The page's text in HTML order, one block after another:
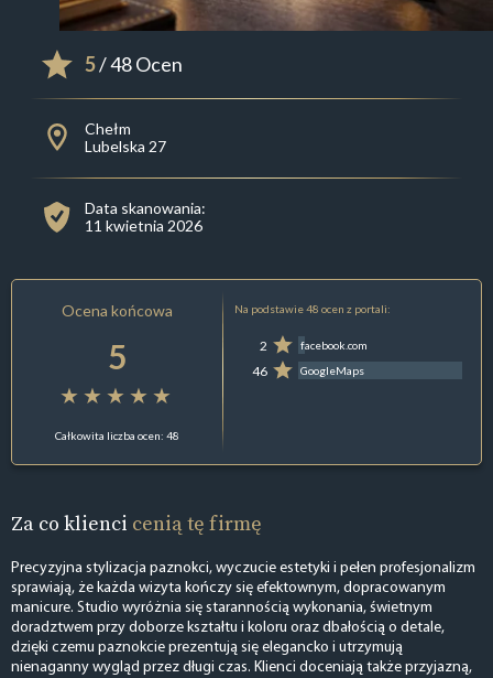
5/ 48 Ocen
Chełm
Lubelska 27
Data skanowania:
11 kwietnia 2026
Ocena końcowa
5
Całkowita liczba ocen: 48
Na podstawie 48 ocen z portali:
2 facebook.com
46 GoogleMaps
Za co klienci cenią tę firmę
Precyzyjna stylizacja paznokci, wyczucie estetyki i pełen profesjonalizm
sprawiają, że każda wizyta kończy się efektownym, dopracowanym
manicure. Studio wyróżnia się starannością wykonania, świetnym
doradztwem przy doborze kształtu i koloru oraz dbałością o detale,
dzięki czemu paznokcie prezentują się elegancko i utrzymują
nienaganny wygląd przez długi czas. Klienci doceniają także przyjazną,